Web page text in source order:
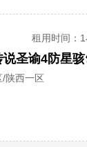
租用时间 ：
/陕西一区